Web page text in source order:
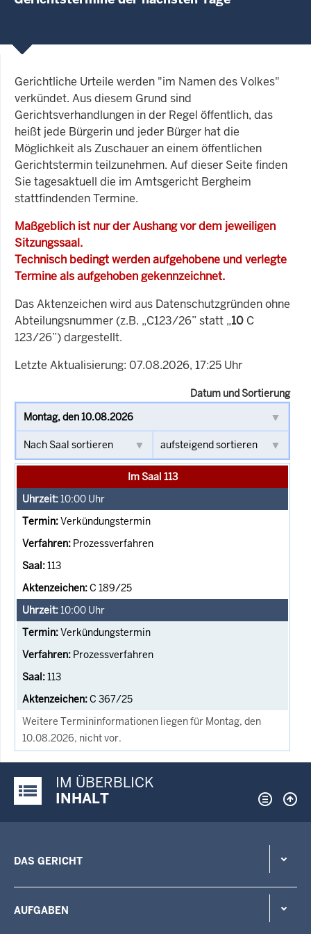
Gerichtliche Urteile werden "im Namen des Volkes"
verkündet. Aus diesem Grund sind
Gerichtsverhandlungen in der Regel öffentlich, das
heißt jede Bürgerin und jeder Bürger hat die
Möglichkeit als Zuschauer an einem öffentlichen
Gerichtstermin teilzunehmen. Auf dieser Seite finden
Sie tagesaktuell die im Amtsgericht Bergheim
stattfindenden Termine.
Maßgeblich ist nur der Aushang vor dem jeweiligen
Sitzungssaal.
Technisch bedingt werden aufgehobene und verlegte
Termine als aufgehoben gekennzeichnet.
Das Aktenzeichen wird aus Datenschutzgründen ohne
Abteilungsnummer (z.B. „C123/26” statt „10 C
123/26”) dargestellt.
Letzte Aktualisierung: 07.08.2026, 17:25 Uhr
Datum und Sortierung
Im Saal 113
10:00 Uhr
Verkündungstermin
Prozessverfahren
113
C 189/25
10:00 Uhr
Verkündungstermin
Prozessverfahren
113
C 367/25
Weitere Termininformationen liegen für Montag, den
10.08.2026, nicht vor.
Justiz-Portal im Überblick:
IM ÜBERBLICK
INHALT
DAS GERICHT
AUFGABEN